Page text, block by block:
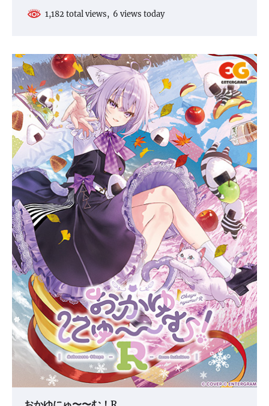
1,182 total views, 6 views today